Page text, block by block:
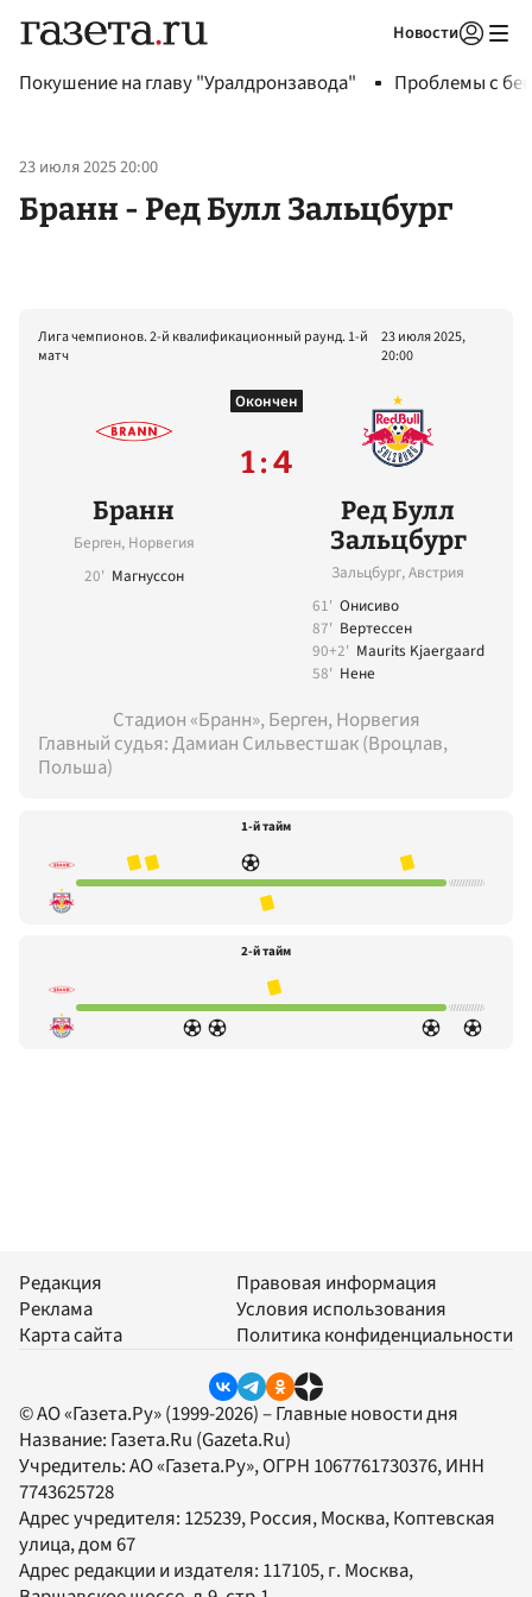
Новости
Покушение на главу "Уралдронзавода" Проблемы с
23 июля 2025 20:00
Бранн - Ред Булл Зальцбург
Лига чемпионов. 2-й квалификационный раунд. 1-й
матч
23 июля 2025,
20:00
Бранн
Берген, Норвегия
20' Магнуссон
Окончен
1 : 4
Ред Булл
Зальцбург
Зальцбург, Австрия
61' Онисиво
87' Вертессен
90+2' Maurits Kjaergaard
58' Нене
Стадион «Бранн», Берген, Норвегия
Главный судья: Дамиан Сильвестшак (Вроцлав,
Польша)
1-й тайм
2-й тайм
Редакция
Реклама
Карта сайта
Правовая информация
Условия использования
Политика конфиденциальности
© АО «Газета.Ру» (1999-2026) – Главные новости дня
Название: Газета.Ru (Gazeta.Ru)
Учредитель:АО «Газета.Ру», ОГРН 1067761730376, ИНН
7743625728
Адрес учредителя: 125239, Россия, Москва, Коптевская
улица, дом 67
Адрес редакции и издателя: 117105, г. Москва,